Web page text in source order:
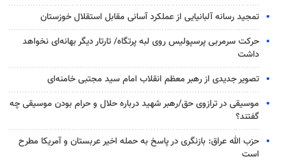
تمجید رسانه آلبانیایی از عملکرد آسانی مقابل استقلال خوزستان
حرکت سرمربی پرسپولیس روی لبه پرتگاه/ تارتار دیگر بهانه‌ای نخواهد
داشت
تصویر جدیدی از رهبر معظم انقلاب امام سید مجتبی خامنه‌ای
موسیقی در ترازوی حق/رهبر شهید درباره حلال و حرام بودن موسیقی چه
گفتند؟
حزب الله عراق: بازنگری در پاسخ به حمله اخیر عربستان و آمریکا مطرح
است